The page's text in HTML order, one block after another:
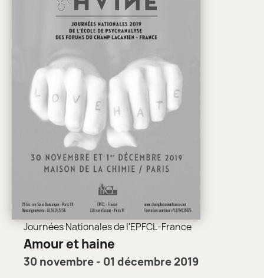
Journées Nationales de l'EPFCL-France
Amour et haine
30 novembre - 01 décembre 2019